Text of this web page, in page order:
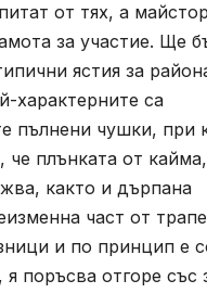
от тях, а
за участие. Ще
ястия за
характерните са
пълнени чушки, при
че плънката от
както и дърпана
част от
и по принцип е
поръсва отгоре със